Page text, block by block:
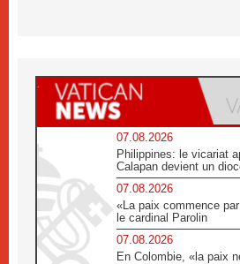
07.08.2026
Philippines: le vicariat
Calapan devient un
07.08.2026
«La paix commence
le cardinal Parolin
07.08.2026
En Colombie, «la paix